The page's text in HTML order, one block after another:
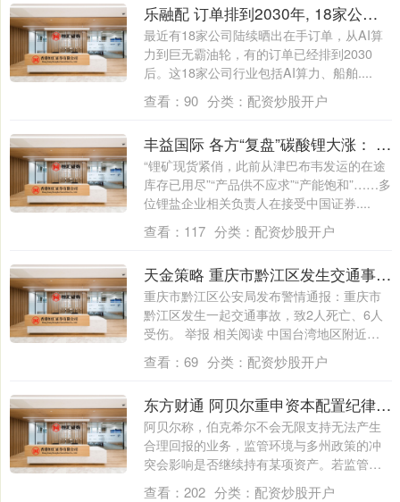
乐融配 订单排到2030年, 18家公司亮底牌, 合同负债成业绩保障
最近有18家公司陆续晒出在手订单，从AI算
力到巨无霸油轮，有的订单已经排到2030
后。这18家公司行业包括AI算力、船舶....
查看： 90 分类： 配资炒股开户
丰益国际 各方“复盘”碳酸锂大涨： 供应端扰动重重 下游需求旺盛
“锂矿现货紧俏，此前从津巴布韦发运的在途
库存已用尽”“产品供不应求”“产能饱和”……多
位锂盐企业相关负责人在接受中国证券....
查看： 117 分类： 配资炒股开户
天金策略 重庆市黔江区发生交通事故致2人死亡6人受伤
重庆市黔江区公安局发布警情通报：重庆市
黔江区发生一起交通事故，致2人死亡、6人
受伤。 举报 相关阅读 中国台湾地区附近
发....
查看： 69 分类： 配资炒股开户
东方财通 阿贝尔重申资本配置纪律的重要性
阿贝尔称，伯克希尔不会无限支持无法产生
合理回报的业务，监管环境与多州政策的冲
突会影响是否继续持有某项资产。若监管或
政策导....
查看： 202 分类： 配资炒股开户